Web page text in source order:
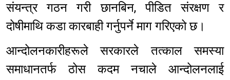
संयन्त्र गठन गरी छानबिन, पीडित संरक्षण र
दोषीमाथि कडा कारबाही गर्नुपर्ने माग गरिएको छ।
आन्दोलनकारीहरूले सरकारले तत्काल समस्या
समाधानतर्फ ठोस कदम नचाले आन्दोलनलाई